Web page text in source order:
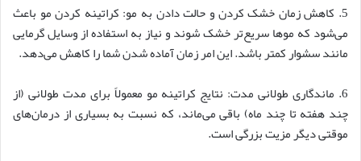
5. کاهش زمان خشک کردن و حالت دادن به مو: کراتینه کردن مو باعث
می‌شود که موها سریع‌تر خشک شوند و نیاز به استفاده از وسایل گرمایی
مانند سشوار کمتر باشد. این امر زمان آماده شدن شما را کاهش می‌دهد.
6. ماندگاری طولانی‌ مدت: نتایج کراتینه مو معمولاً برای مدت طولانی (از
چند هفته تا چند ماه) باقی می‌ماند، که نسبت به بسیاری از درمان‌های
موقتی دیگر مزیت بزرگی است.